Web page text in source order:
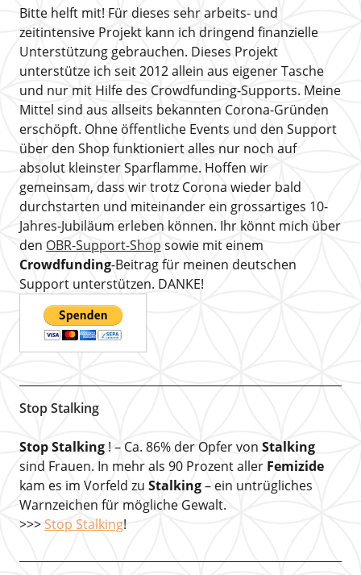
Bitte helft mit! Für dieses sehr arbeits- und
zeitintensive Projekt kann ich dringend finanzielle
Unterstützung gebrauchen. Dieses Projekt
unterstütze ich seit 2012 allein aus eigener Tasche
und nur mit Hilfe des Crowdfunding-Supports. Meine
Mittel sind aus allseits bekannten Corona-Gründen
erschöpft. Ohne öffentliche Events und den Support
über den Shop funktioniert alles nur noch auf
absolut kleinster Sparflamme. Hoffen wir
gemeinsam, dass wir trotz Corona wieder bald
durchstarten und miteinander ein grossartiges 10-
Jahres-Jubiläum erleben können. Ihr könnt mich über
den OBR-Support-Shop sowie mit einem
Crowdfunding-Beitrag für meinen deutschen
Support unterstützen. DANKE!
Stop Stalking
Stop Stalking! – Ca. 86% der Opfer von Stalking
sind Frauen. In mehr als 90 Prozent aller Femizide
kam es im Vorfeld zu Stalking– ein untrügliches
Warnzeichen für mögliche Gewalt.
>>> Stop Stalking!